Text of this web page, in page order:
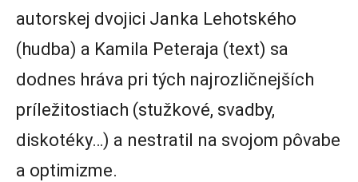
autorskej dvojici Janka Lehotského
(hudba) a Kamila Peteraja (text) sa
dodnes hráva pri tých najrozličnejších
príležitostiach (stužkové, svadby,
diskotéky…) a nestratil na svojom pôvabe
a optimizme.